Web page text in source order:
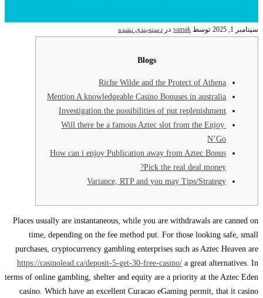
سپتامبر 1, 2025 توسط samak در دسته‌بندی نشده
Blogs
Riche Wilde and the Protect of Athena
Mention A knowledgeable Casino Bonuses in australia
Investigation the possibilities of put replenishment
Will there be a famous Aztec slot from the Enjoy
N’Go
How can i enjoy Publication away from Aztec Bonus
Pick the real deal money?
Variance, RTP and you may Tips/Strategy
Places usually are instantaneous, while you are withdrawals are canned on
time, depending on the fee method put. For those looking safe, small
purchases, cryptocurrency gambling enterprises such as Aztec Heaven are
https://casinolead.ca/deposit-5-get-30-free-casino/ a great alternatives. In
terms of online gambling, shelter and equity are a priority at the Aztec Eden
casino. Which have an excellent Curacao eGaming permit, that it casino